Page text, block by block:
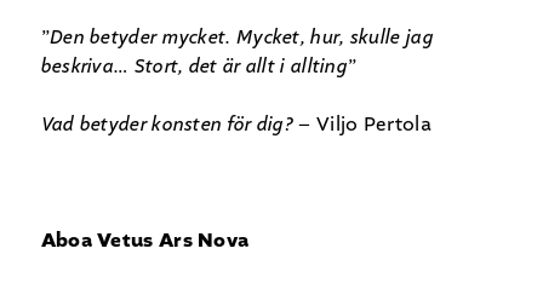
”Den betyder mycket. Mycket, hur, skulle jag
beskriva… Stort, det är allt i allting”
Vad betyder konsten för dig?– Viljo Pertola
Aboa Vetus Ars Nova